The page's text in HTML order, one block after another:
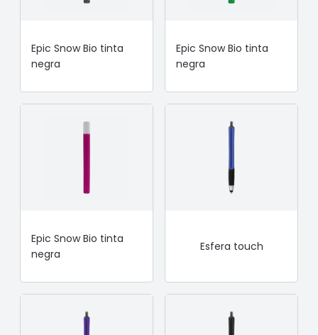
Epic Snow Bio tinta
negra
Epic Snow Bio tinta
negra
Epic Snow Bio tinta
negra
Esfera touch